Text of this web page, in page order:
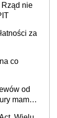
Rząd nie
za
co
od
mamy